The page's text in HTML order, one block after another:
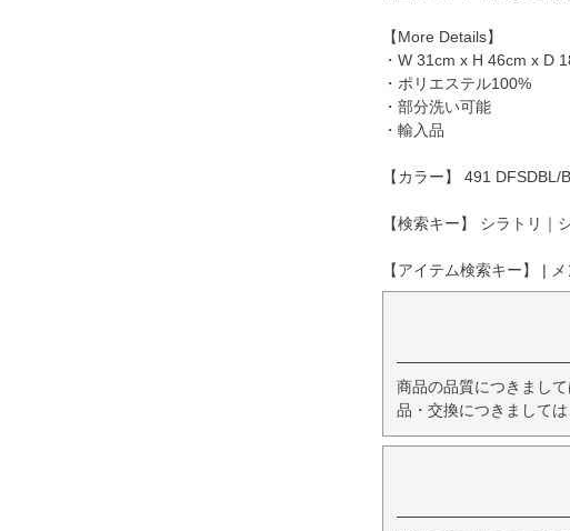
【More Details】
・W 31cm x H 46cm x D
・ポリエステル100%
・部分洗い可能
・輸入品
【カラー】 491 DFSDBL/
【検索キー】 シラトリ｜
【アイテム検索キー】 |
商品の品質につきまし
品・交換につきまして